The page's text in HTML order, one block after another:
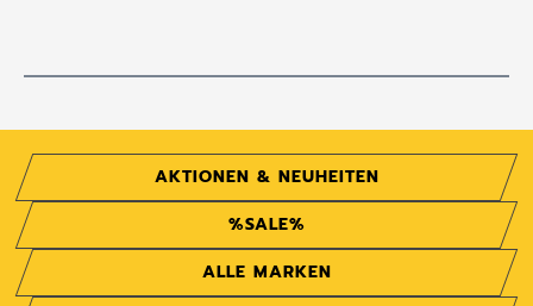
AKTIONEN & NEUHEITEN
%SALE%
ALLE MARKEN